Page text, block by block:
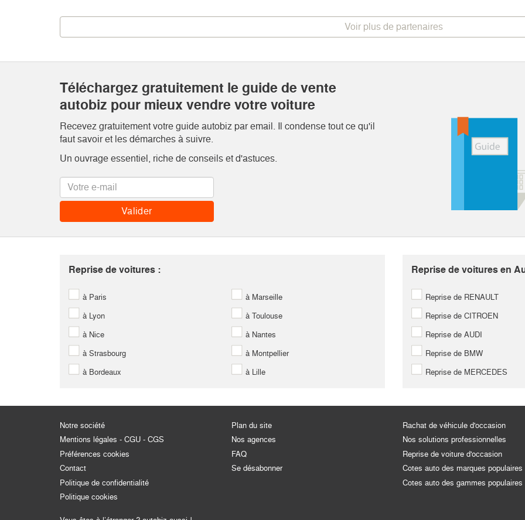
Voir plus de partenaires
Téléchargez gratuitement le guide de vente
autobiz pour mieux vendre votre voiture
Recevez gratuitement votre guide autobiz par email. Il condense tout ce qu'il
faut savoir et les démarches à suivre.
Un ouvrage essentiel, riche de conseils et d'astuces.
Reprise de voitures :
à Paris à Marseille
à Lyon à Toulouse
à Nice à Nantes
à Strasbourg à Montpellier
à Bordeaux à Lille
Reprise de voitures en
Reprise de RENAULT
Reprise de CITROEN
Reprise de AUDI
Reprise de BMW
Reprise de MERCEDES
Notre société
Mentions légales - CGU - CGS
Préférences cookies
Contact
Politique de confidentialité
Politique cookies
Plan du site
Nos agences
FAQ
Se désabonner
Rachat de véhicule d'occasion
Nos solutions professionnelles
Reprise de voiture d'occasion
Cotes auto des marques populaires
Cotes auto des gammes populaires